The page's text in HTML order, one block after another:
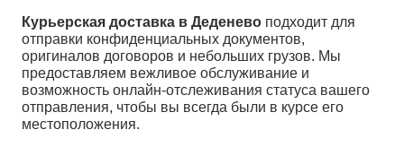
Курьерская доставка в Деденево подходит для
отправки конфиденциальных документов,
оригиналов договоров и небольших грузов. Мы
предоставляем вежливое обслуживание и
возможность онлайн-отслеживания статуса вашего
отправления, чтобы вы всегда были в курсе его
местоположения.